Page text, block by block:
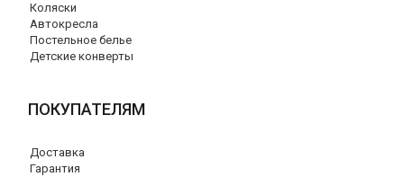
Коляски
Автокресла
Постельное белье
Детские конверты
ПОКУПАТЕЛЯМ
Доставка
Гарантия